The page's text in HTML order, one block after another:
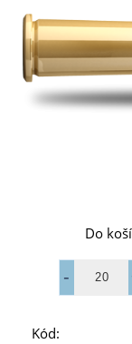
Do
Kód: